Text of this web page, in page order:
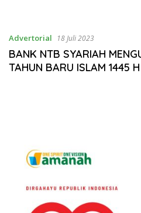
Advertorial 18 Juli 2023
BANK NTB SYARIAH
TAHUN BARU ISLAM 1445 H